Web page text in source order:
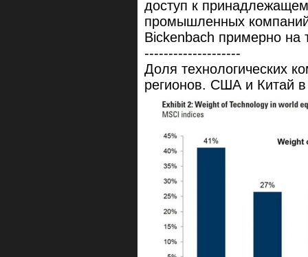
доступ к
промышленных
Bickenbach примерно на
--------------------
Доля технологических
регионов. США и Китай